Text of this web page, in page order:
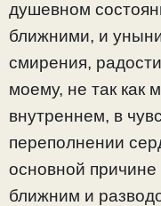
душевном
ближними, и
смирения,
моему, не так как
внутреннем, в
переполнении
основной
ближним и